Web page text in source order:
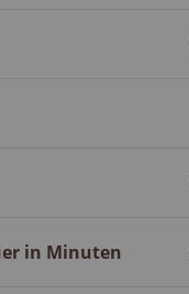
in Minuten